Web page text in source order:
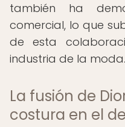
también ha
comercial, lo que
de esta
industria de la moda.
La fusión de
costura en el